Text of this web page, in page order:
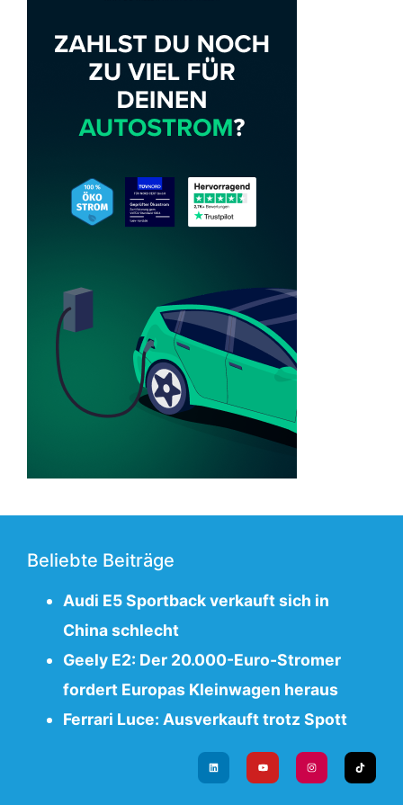
Beliebte Beiträge
Audi E5 Sportback verkauft sich in
China schlecht
Geely E2: Der 20.000-Euro-Stromer
fordert Europas Kleinwagen heraus
Ferrari Luce: Ausverkauft trotz Spott